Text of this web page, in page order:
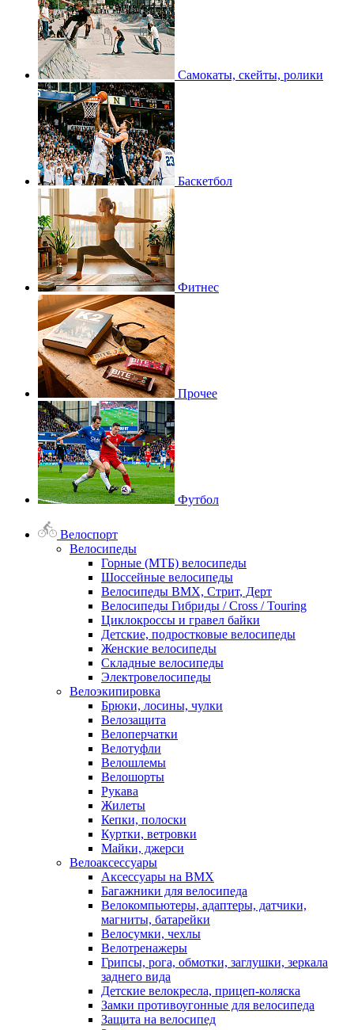
Самокаты, скейты, ролики
Баскетбол
Фитнес
Прочее
Футбол
Велоспорт
Велосипеды
Горные (МТБ) велосипеды
Шоссейные велосипеды
Велосипеды BMX, Стрит, Дерт
Велосипеды Гибриды / Cross / Touring
Циклокроссы и гравел байки
Детские, подростковые велосипеды
Женские велосипеды
Складные велосипеды
Электровелосипеды
Велоэкипировка
Брюки, лосины, чулки
Велозащита
Велоперчатки
Велотуфли
Велошлемы
Велошорты
Рукава
Жилеты
Кепки, полоски
Куртки, ветровки
Майки, джерси
Велоаксессуары
Аксессуары на BMX
Багажники для велосипеда
Велокомпьютеры, адаптеры, датчики,
магниты, батарейки
Велосумки, чехлы
Велотренажеры
Грипсы, рога, обмотки, заглушки, зеркала
заднего вида
Детские велокресла, прицеп-коляска
Замки противоугонные для велосипеда
Защита на велосипед